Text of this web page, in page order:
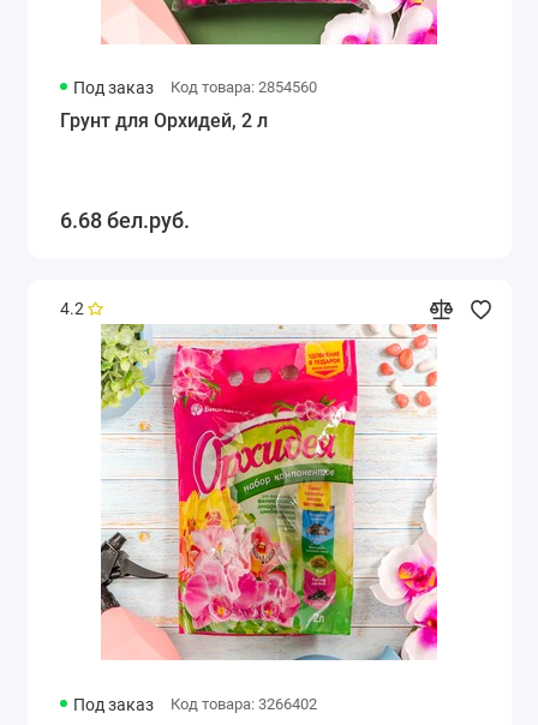
Под заказ Код товара: 2854560
Грунт для Орхидей, 2 л
6.68 бел.руб.
4.2
Под заказ Код товара: 3266402